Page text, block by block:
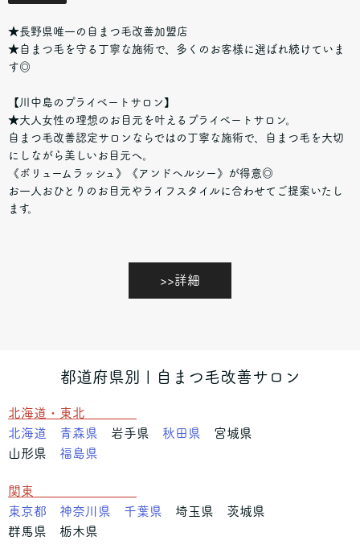
★長野県唯一の自まつ毛改善加盟店
★自まつ毛を守る丁寧な施術で、多くのお客様に選ばれ続けていま
す◎
【川中島のプライベートサロン】
★大人女性の理想のお目元を叶えるプライベートサロン。
自まつ毛改善認定サロンならではの丁寧な施術で、自まつ毛を大切
にしながら美しいお目元へ。
《ボリュームラッシュ》《アンドヘルシー》が得意◎
お一人おひとりのお目元やライフスタイルに合わせてご提案いたし
ます。
>>詳細
都道府県別 | 自まつ毛改善サロン
北海道・東北
北海道
青森県 岩手県 秋田県 宮城県
山形県 福島県
関東
東京都
神奈川県 千葉県 埼玉県 茨城県
群馬県 栃木県